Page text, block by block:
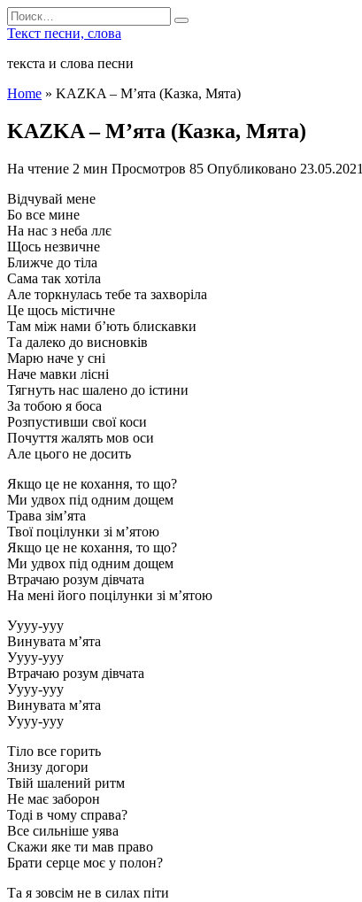
Перейти
к
Search
for:
Текст песни, слова
текста и слова песни
Home » KAZKA – М’ята (Казка, Мята)
KAZKA – М’ята (Казка, Мята)
На чтение 2 мин Просмотров 85 Опубликовано 23.05.2021
Відчувай мене
Бо все мине
На нас з неба ллє
Щось незвичне
Ближче до тіла
Сама так хотіла
Але торкнулась тебе та захворіла
Це щось містичне
Там між нами б’ють блискавки
Та далеко до висновків
Марю наче у сні
Наче мавки лісні
Тягнуть нас шалено до істини
За тобою я боса
Розпустивши свої коси
Почуття жалять мов оси
Але цього не досить
Якщо це не кохання, то що?
Ми удвох під одним дощем
Трава зім’ята
Твої поцілунки зі м’ятою
Якщо це не кохання, то що?
Ми удвох під одним дощем
Втрачаю розум дівчата
На мені його поцілунки зі м’ятою
Уууу-ууу
Винувата м’ята
Уууу-ууу
Втрачаю розум дівчата
Уууу-ууу
Винувата м’ята
Уууу-ууу
Тіло все горить
Знизу догори
Твій шалений ритм
Не має заборон
Тоді в чому справа?
Все сильніше уява
Скажи яке ти мав право
Брати серце моє у полон?
Та я зовсім не в силах піти